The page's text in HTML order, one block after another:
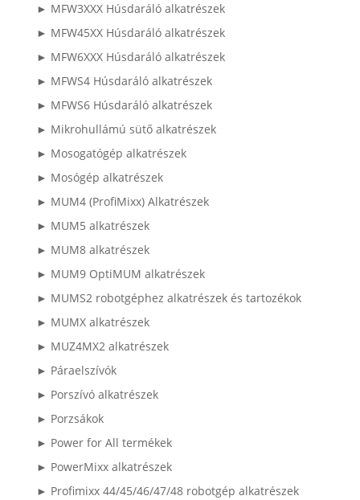
► MFW3XXX Húsdaráló alkatrészek
► MFW45XX Húsdaráló alkatrészek
► MFW6XXX Húsdaráló alkatrészek
► MFWS4 Húsdaráló alkatrészek
► MFWS6 Húsdaráló alkatrészek
► Mikrohullámú sütő alkatrészek
► Mosogatógép alkatrészek
► Mosógép alkatrészek
► MUM4 (ProfiMixx) Alkatrészek
► MUM5 alkatrészek
► MUM8 alkatrészek
► MUM9 OptiMUM alkatrészek
► MUMS2 robotgéphez alkatrészek és tartozékok
► MUMX alkatrészek
► MUZ4MX2 alkatrészek
► Páraelszívók
► Porszívó alkatrészek
► Porzsákok
► Power for All termékek
► PowerMixx alkatrészek
► Profimixx 44/45/46/47/48 robotgép alkatrészek